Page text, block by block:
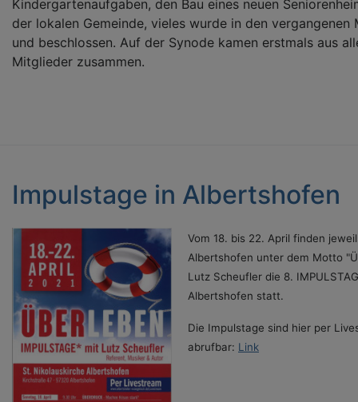
Kindergartenaufgaben, den Bau eines neuen
der lokalen Gemeinde, vieles wurde in den
und beschlossen. Auf der Synode kamen erstmals aus
Mitglieder zusammen.
Impulstage in Albertshofen
Vom 18. bis 22. April finden
Albertshofen unter dem Motto
Lutz Scheufler die 8.
Albertshofen statt.
Die Impulstage sind hier per
abrufbar: Link